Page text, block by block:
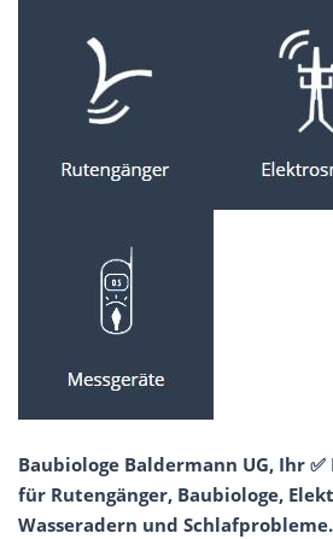
Baubiologe Baldermann UG, Ihr
für Rutengänger, Baubiologe,
Wasseradern und